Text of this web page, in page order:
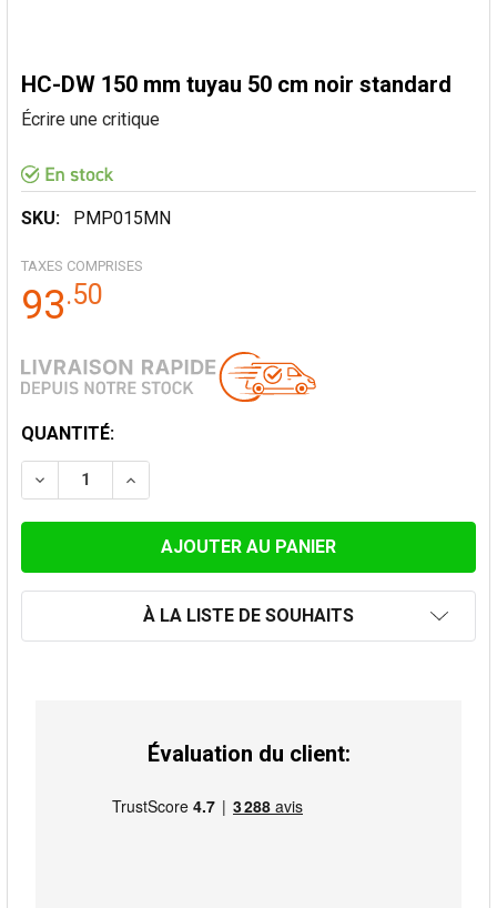
HC-DW 150 mm tuyau 50 cm noir standard
Écrire une critique
SKU: PMP015MN
TAXES COMPRISES
93.50
STOCK
ACTUEL:
QUANTITÉ:
DIMINUER LA QUANTITÉ DE HC-DW 150 MM TUYAU 50
AUGMENTER LA QUANTITÉ DE HC-DW 150
À LA LISTE DE SOUHAITS
Évaluation du client: